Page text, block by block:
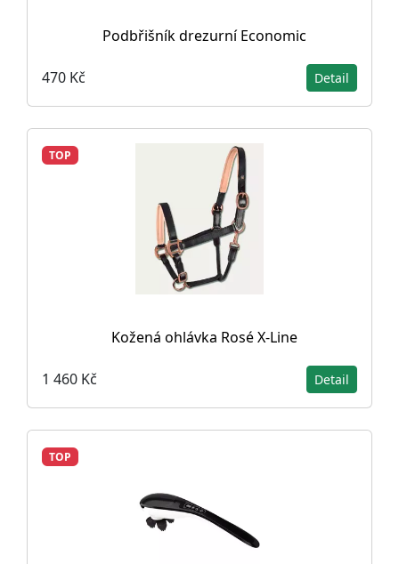
Podbřišník drezurní Economic
470 Kč Detail
TOP
Kožená ohlávka Rosé X-Line
1 460 Kč Detail
TOP